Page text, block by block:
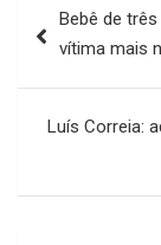
de
Bebê de
vítima mais
Luís Correia: